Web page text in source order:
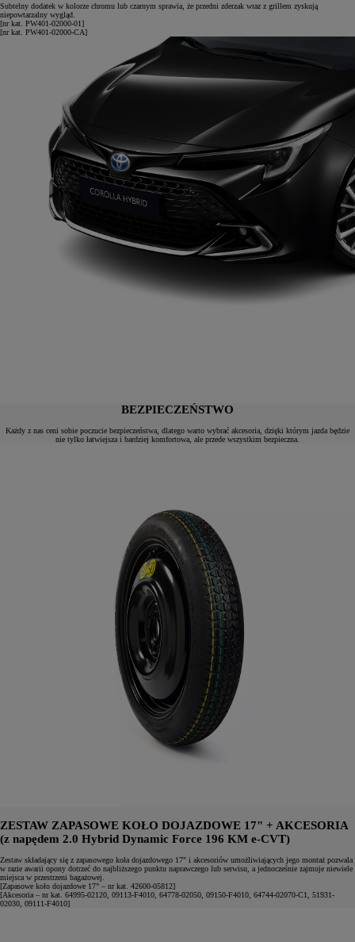
Subtelny dodatek w kolorze chromu lub czarnym sprawia, że przedni zderzak wraz z grillem zyskują
niepowtarzalny wygląd.
[nr kat. PW401-02000-01]
[nr kat. PW401-02000-CA]
BEZPIECZEŃSTWO
Każdy z nas ceni sobie poczucie bezpieczeństwa, dlatego warto wybrać akcesoria, dzięki którym jazda będzie
nie tylko łatwiejsza i bardziej komfortowa, ale przede wszystkim bezpieczna.
ZESTAW ZAPASOWE KOŁO DOJAZDOWE 17" + AKCESORIA
(z napędem 2.0 Hybrid Dynamic Force 196 KM e-CVT)
Zestaw składający się z zapasowego koła dojazdowego 17" i akcesoriów umożliwiających jego montaż pozwala
w razie awarii opony dotrzeć do najbliższego punktu naprawczego lub serwisu, a jednocześnie zajmuje niewiele
miejsca w przestrzeni bagażowej.
[Zapasowe koło dojazdowe 17" – nr kat. 42600-05812]
[Akcesoria – nr kat. 64995-02120, 09113-F4010, 64778-02050, 09150-F4010, 64744-02070-C1, 51931-
02030, 09111-F4010]